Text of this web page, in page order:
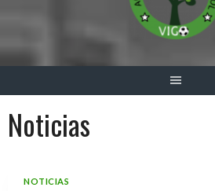
Noticias
NOTICIAS